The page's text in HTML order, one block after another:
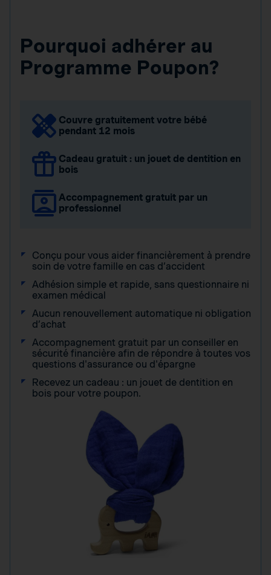
Pourquoi adhérer au
Programme Poupon?
Couvre gratuitement votre bébé
pendant 12 mois
Cadeau gratuit : un jouet de dentition en
bois
Accompagnement gratuit par un
professionnel
Conçu pour vous aider financièrement à prendre
soin de votre famille en cas d’accident
Adhésion simple et rapide, sans questionnaire ni
examen médical
Aucun renouvellement automatique ni obligation
d’achat
Accompagnement gratuit par un conseiller en
sécurité financière afin de répondre à toutes vos
questions d'assurance ou d'épargne
Recevez un cadeau : un jouet de dentition en
bois pour votre poupon.